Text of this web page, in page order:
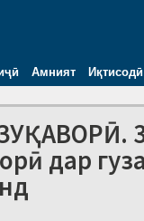
Амният Иқтисодӣ
дар